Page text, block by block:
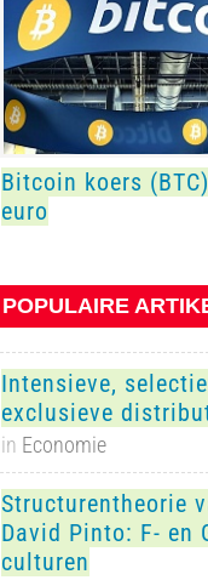
Bitcoin koers
euro
POPULAIRE
Intensieve,
exclusieve
in Economie
Structurentheorie
David Pinto: F- en
culturen